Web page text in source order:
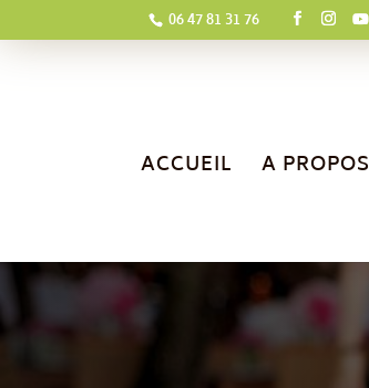
06 47 81 31 76
ACCUEIL A PROPOS